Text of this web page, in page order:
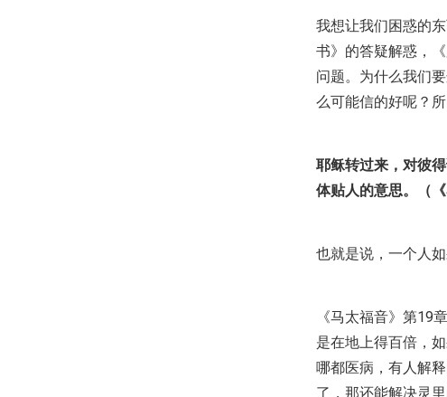
我想让我们困惑的
书》的答疑解惑，
问题。为什么我们
么可能信的好呢？
耶稣转过来，对彼
体贴人的意思。（
也就是说，一个人
《马太福音》第19
是在地上得百倍，
哪都医病，有人解
了，那还能解决灵